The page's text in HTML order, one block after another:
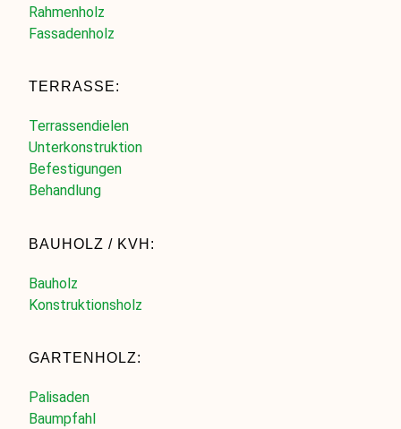
Rahmenholz
Fassadenholz
TERRASSE:
Terrassendielen
Unterkonstruktion
Befestigungen
Behandlung
BAUHOLZ / KVH:
Bauholz
Konstruktionsholz
GARTENHOLZ:
Palisaden
Baumpfahl